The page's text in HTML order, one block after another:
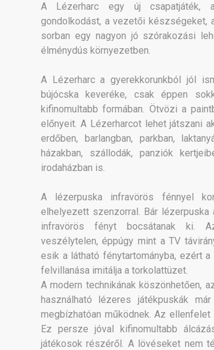
A Lézerharc egy új csapatjáték,
gondolkodást, a vezetői készségeket,
sorban egy nagyon jó szórakozási
élménydús környezetben.
A Lézerharc a gyerekkorunkból jól
bújócska keveréke, csak éppen
kifinomultabb formában. Ötvözi a
előnyeit. A Lézerharcot lehet játszani
erdőben, barlangban, parkban,
házakban, szállodák, panziók
irodaházban is.
A lézerpuska infravörös fénnyel
elhelyezett szenzorral. Bár lézerpuska
infravörös fényt bocsátanak ki.
veszélytelen, éppúgy mint a TV
esik a látható fénytartományba, ezért
felvillanása imitálja a torkolattüzet.
A modern technikának köszönhetően,
használható lézeres játékpuskák
megbízhatóan működnek. Az
Ez persze jóval kifinomultabb
játékosok részéről. A lövéseket nem